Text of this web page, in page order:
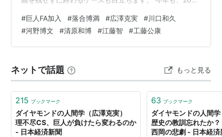
引退後はNHK、スポーツニッポンの野球解説者。関西で
ツ球団の選手としても活躍。
2007年、タイガースの一軍打撃コーチに就任。
告、同じく梶谷隆幸選手が育成契約という憂き目に遭い
ました。両選手ともDeNA時代と比べて成績は大きく低下
し、巨人で活躍できたとは言い難い状況でした。 巨人自
入の井納は戦力外（デイリースポーツ） - Yahoo!ニュー
ス 【巨人】井納翔…
#巨人FA加入 #落合博満 #広澤克実 #川口和久
#河野博文 #清原和博 #江藤智 #工藤公康
ネットで話題 もっと見る
215 ブックマーク
ダイヤモンドの人間学（広澤克実）
理不尽CS、巨人が負けたら変わるのか
- 日本経済新聞
63 ブックマーク
ダイヤモンドの人間
歴史の教訓忘れたか
西岡の悲劇 - 日本経済